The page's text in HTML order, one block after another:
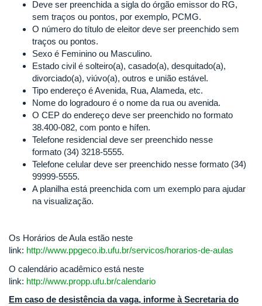
Deve ser preenchida a sigla do órgão emissor do RG,
sem traços ou pontos, por exemplo, PCMG.
O número do título de eleitor deve ser preenchido sem
traços ou pontos.
Sexo é Feminino ou Masculino.
Estado civil é solteiro(a), casado(a), desquitado(a),
divorciado(a), viúvo(a), outros e união estável.
Tipo endereço é Avenida, Rua, Alameda, etc.
Nome do logradouro é o nome da rua ou avenida.
O CEP do endereço deve ser preenchido no formato
38.400-082, com ponto e hífen.
Telefone residencial deve ser preenchido nesse
formato (34) 3218-5555.
Telefone celular deve ser preenchido nesse formato (34)
99999-5555.
A planilha está preenchida com um exemplo para ajudar
na visualização.
Os Horários de Aula estão neste
link: http://www.ppgeco.ib.ufu.br/servicos/horarios-de-aulas
O calendário acadêmico está neste
link: http://www.propp.ufu.br/calendario
Em caso de desistência da vaga, informe à Secretaria do